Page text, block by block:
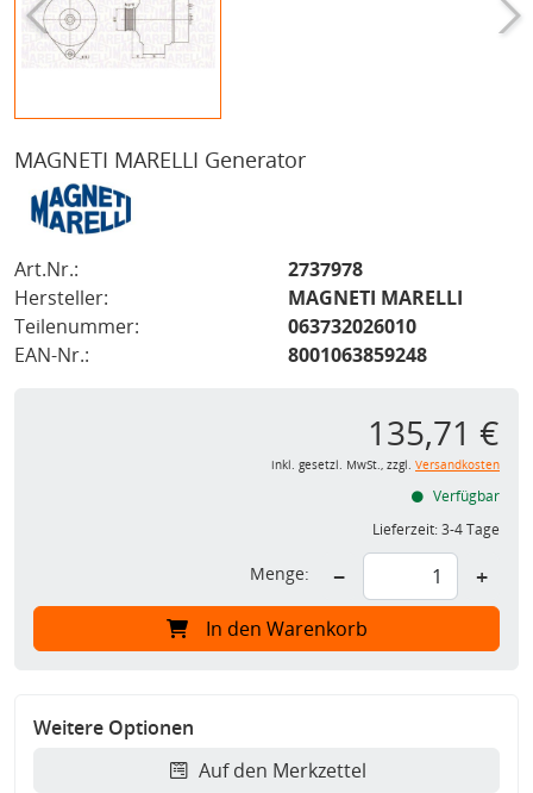
MAGNETI MARELLI Generator
Art.Nr.:
2737978
Hersteller:
MAGNETI MARELLI
Teilenummer:
063732026010
EAN-Nr.:
8001063859248
135,71 €
inkl. gesetzl. MwSt., zzgl. Versandkosten
Verfügbar
Lieferzeit:3-4 Tage
Menge: − +
In den Warenkorb
Weitere Optionen
Auf den Merkzettel